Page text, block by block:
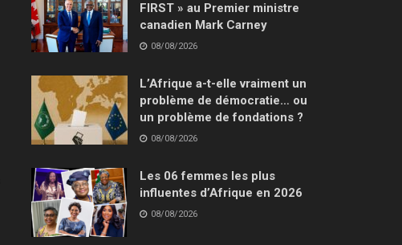
FIRST » au Premier ministre
canadien Mark Carney
08/08/2026
L’Afrique a-t-elle vraiment un
problème de démocratie… ou
un problème de fondations ?
08/08/2026
Les 06 femmes les plus
influentes d’Afrique en 2026
08/08/2026